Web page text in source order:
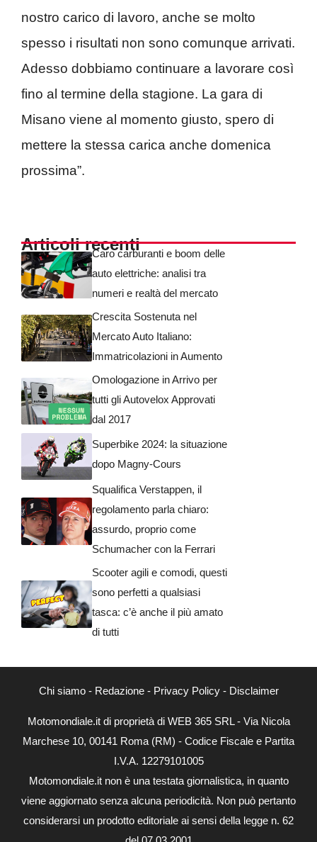
nostro carico di lavoro, anche se molto
spesso i risultati non sono comunque arrivati.
Adesso dobbiamo continuare a lavorare così
fino al termine della stagione. La gara di
Misano viene al momento giusto, spero di
mettere la stessa carica anche domenica
prossima”.
Articoli recentiCaro carburanti e boom delle
auto elettriche: analisi tra
numeri e realtà del mercato
Crescita Sostenuta nel
Mercato Auto Italiano:
Immatricolazioni in Aumento
Omologazione in Arrivo per
tutti gli Autovelox Approvati
dal 2017
Superbike 2024: la situazione
dopo Magny-Cours
Squalifica Verstappen, il
regolamento parla chiaro:
assurdo, proprio come
Schumacher con la Ferrari
Scooter agili e comodi, questi
sono perfetti a qualsiasi
tasca: c’è anche il più amato
di tutti
Chi siamo- Redazione- Privacy Policy- Disclaimer
Motomondiale.it di proprietà di WEB 365 SRL - Via Nicola
Marchese 10, 00141 Roma (RM) - Codice Fiscale e Partita
I.V.A. 12279101005
Motomondiale.it non è una testata giornalistica, in quanto
viene aggiornato senza alcuna periodicità. Non può pertanto
considerarsi un prodotto editoriale ai sensi della legge n. 62